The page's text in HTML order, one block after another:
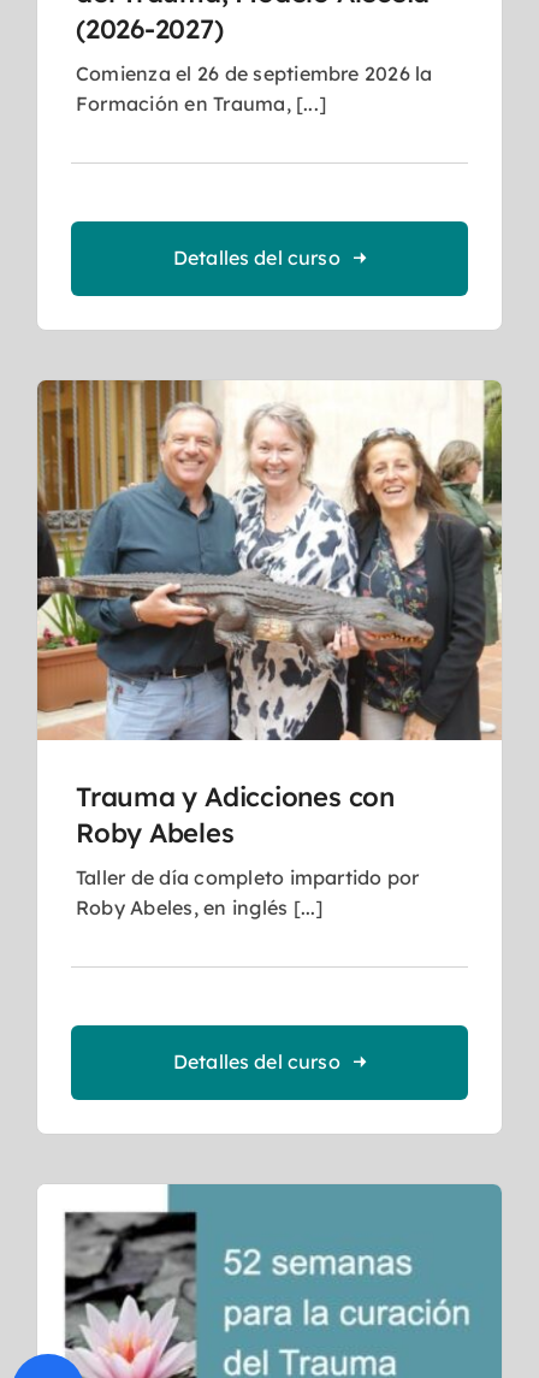
(2026-2027)
Comienza el 26 de septiembre 2026 la
Formación en Trauma, [...]
Detalles del curso
Trauma y Adicciones con
Roby Abeles
Taller de día completo impartido por
Roby Abeles, en inglés [...]
Detalles del curso